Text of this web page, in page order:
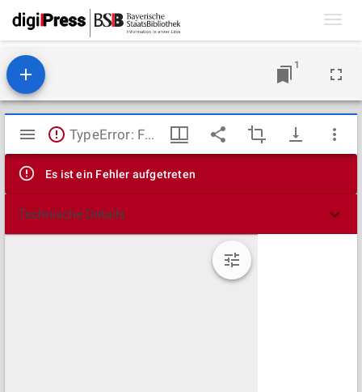
1
Mirador
Viewer
TypeError: Failed to fetch
Es ist ein Fehler aufgetreten
Technische Details